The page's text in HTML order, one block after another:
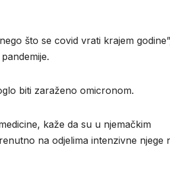
što se covid vrati krajem
biti zaraženo omicronom.
kaže da su u njemačkim
na odjelima intenzivne njege